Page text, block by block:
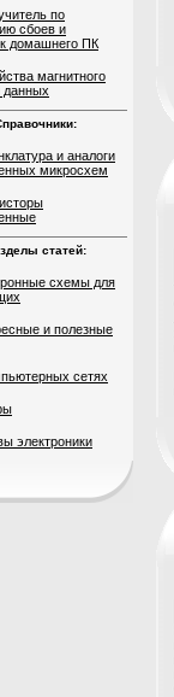
по
сбоев и
домашнего ПК
магнитного
данных
и аналоги
микросхем
статей:
схемы для
и полезные
сетях
электроники